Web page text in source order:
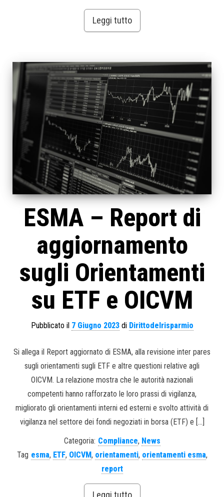
Leggi tutto
ESMA – Report di
aggiornamento
sugli Orientamenti
su ETF e OICVM
Pubblicato il 7 Giugno 2023di Dirittodelrisparmio
Si allega il Report aggiornato di ESMA, alla revisione inter pares
sugli orientamenti sugli ETF e altre questioni relative agli
OICVM. La relazione mostra che le autorità nazionali
competenti hanno rafforzato le loro prassi di vigilanza,
migliorato gli orientamenti interni ed esterni e svolto attività di
vigilanza nel settore dei fondi negoziati in borsa (ETF) e […]
Categoria: Compliance, News
Tag esma, ETF, OICVM, orientamenti, orientamenti esma,
report